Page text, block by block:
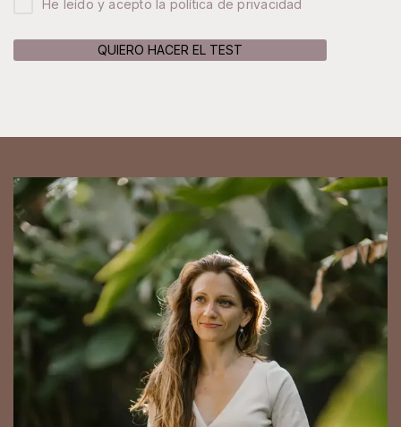
He leído y acepto la política de privacidad
QUIERO HACER EL TEST